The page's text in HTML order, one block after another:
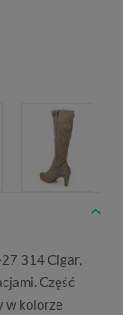
314 Cigar,
Część
w kolorze